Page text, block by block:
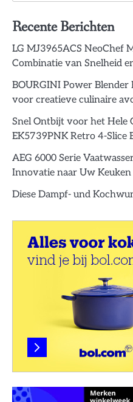
Recente Berichten
LG MJ3965ACS NeoChef
Combinatie van Snelheid
BOURGINI Power Blender
voor creatieve culinaire
Snel Ontbijt voor het Hele
EK5739PNK Retro 4-Slice
AEG 6000 Serie
Innovatie naar Uw Keuken
Diese Dampf- und